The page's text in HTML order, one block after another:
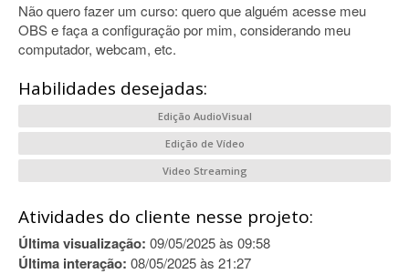
Não quero fazer um curso: quero que alguém acesse meu
OBS e faça a configuração por mim, considerando meu
computador, webcam, etc.
Habilidades desejadas:
Edição AudioVisual
Edição de Vídeo
Video Streaming
Atividades do cliente nesse projeto:
Última visualização: 09/05/2025 às 09:58
Última interação: 08/05/2025 às 21:27